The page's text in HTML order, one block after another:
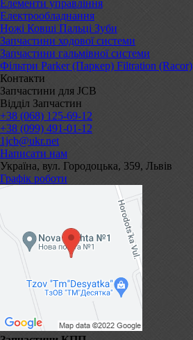
Елементи управління
Електрообладнання
Ножі Ковші Пальці Зуби
Запчастини ходової системи
Запчастини гальмівної системи
Фільтри Parker (Паркер) Filtration (Racor)
Контакти
Запчастини для JCB
Відділ Запчастин
+38 (068) 125-69-12
+38 (099) 491-01-12
1jcb@ukr.net
Написати нам
Україна, вул. Городоцька, 359, Львів
Графік роботи